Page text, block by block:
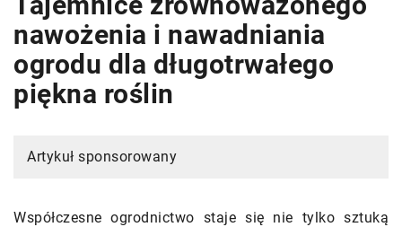
nawożenia i nawadniania
ogrodu dla długotrwałego
piękna roślin
Artykuł sponsorowany
Współczesne ogrodnictwo staje się nie tylko sztuką